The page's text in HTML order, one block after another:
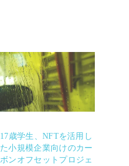
17歳学生、NFTを活用し
た小規模企業向けのカー
ボンオフセットプロジェ